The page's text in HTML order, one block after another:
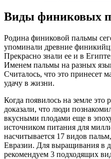
Виды финиковых
Родина финиковой пальмы
упоминали древние
Прекрасно знали ее и в
Именем пальмы на разных
Считалось, что это принесет
удачу в жизни.
Когда появилось на земле это
доказали, что люди
вкусными плодами еще в
источником питания для
насчитывается 17 видов
Евразии. Для выращивания в
рекомендуем 3 подходящих